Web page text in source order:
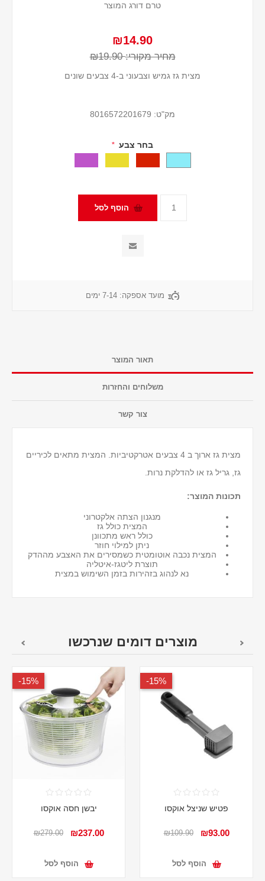
טרם דורג המוצר
₪14.90
מחיר מקורי: ₪19.90
מצית גז גמיש וצבעוני ב-4 צבעים שונים
מק"ט: 8016572201679
בחר צבע *
מועד אספקה: 7-14 ימים
תאור המוצר
משלוחים והחזרות
צור קשר
מצית גז ארוך ב 4 צבעים אטרקטיביות. המצית מתאים לכיריים
גז, גריל גז או להדלקת נרות.
תכונות המוצר:
מנגנון הצתה אלקטרוני
המצית כולל גז
כולל ראש מתכוונן
ניתן למילוי חוזר
המצית נכבה אוטומטית כשמסירים את האצבע מההדק
תוצרת ליטגז-איטליה
נא לנהוג בזהירות בזמן השימוש במצית
מוצרים דומים שנרכשו
15%-
פטיש שניצל אוקסו
₪93.00
₪109.90
הוסף לסל
15%-
יבשן חסה אוקסו
₪237.00
₪279.00
הוסף לסל